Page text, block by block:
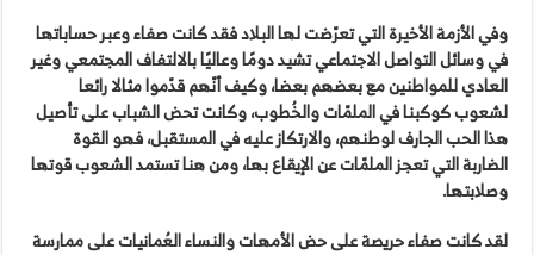
وفي الأزمة الأخيرة التي تعرّضت لها البلاد فقد كانت صفاء وعبر حساباتها
في وسائل التواصل الاجتماعي تشيد دومًا وعاليًا بالالتفاف المجتمعي وغير
العادي للمواطنين مع بعضهم بعضا، وكيف أنّهم قدّموا مثالا رائعا
لشعوب كوكبنا في الملمّات والخُطوب، وكانت تحض الشباب على تأصيل
هذا الحب الجارف لوطنهم، والارتكاز عليه في المستقبل، فهو القوة
الضاربة التي تعجز الملمّات عن الإيقاع بها، ومن هنا تستمد الشعوب قوتها
وصلابتها.
لقد كانت صفاء حريصة على حض الأمهات والنساء العُمانيات على ممارسة